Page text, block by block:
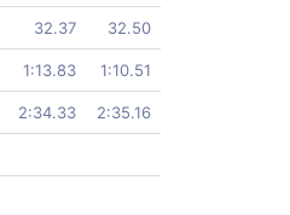
32.37 32.50
1:13.83 1:10.51
2:34.33 2:35.16